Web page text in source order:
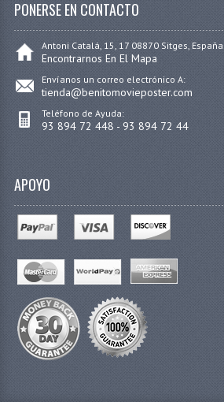
PONERSE EN CONTACTO
Antoni Catalá, 15, 17 08870 Sitges, España
Encontrarnos En El Mapa
Envíanos un correo electrónico A:
tienda@benitomovieposter.com
Teléfono de Ayuda:
93 894 72 448 - 93 894 72 44
APOYO